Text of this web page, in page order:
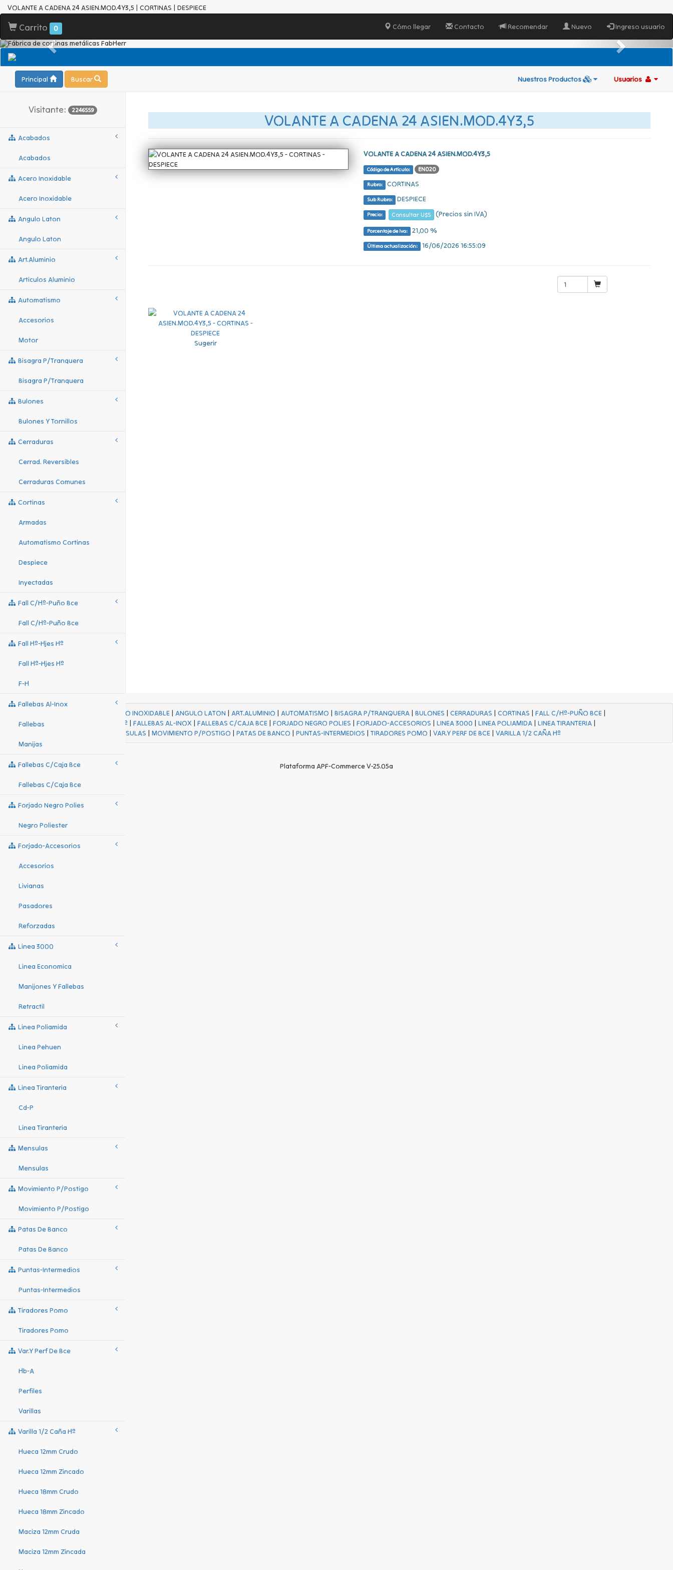
VOLANTE A CADENA 24 ASIEN.MOD.4Y3,5 | CORTINAS | DESPIECE
Carrito 0 Cómo llegar Contacto Recomendar Nuevo Ingreso usuario
Principal Buscar Nuestros Productos Usuarios
Visitante: 2246559
Acabados
Acabados
Acero Inoxidable
Acero Inoxidable
Angulo Laton
Angulo Laton
Art.aluminio
Articulos Aluminio
Automatismo
Accesorios
Motor
Bisagra P/tranquera
Bisagra P/tranquera
Bulones
Bulones Y Tornillos
Cerraduras
Cerrad. Reversibles
Cerraduras Comunes
Cortinas
Armadas
Automatismo Cortinas
Despiece
Inyectadas
Fall C/hº-Puño Bce
Fall C/hº-Puño Bce
Fall Hº-Hjes Hº
Fall Hº-Hjes Hº
F-H
Fallebas Al-Inox
Fallebas
Manijas
Fallebas C/caja Bce
Fallebas C/caja Bce
Forjado Negro Polies
Negro Poliester
Forjado-Accesorios
Accesorios
Livianas
Pasadores
Reforzadas
Linea 3000
Linea Economica
Manijones Y Fallebas
Retractil
Linea Poliamida
Linea Pehuen
Linea Poliamida
Linea Tiranteria
Cd-P
Linea Tiranteria
Mensulas
Mensulas
Movimiento P/postigo
Movimiento P/postigo
Patas De Banco
Patas De Banco
Puntas-Intermedios
Puntas-Intermedios
Tiradores Pomo
Tiradores Pomo
Var.y Perf De Bce
Hb-A
Perfiles
Varillas
Varilla 1/2 Caña Hº
Hueca 12mm Crudo
Hueca 12mm Zincado
Hueca 18mm Crudo
Hueca 18mm Zincado
Maciza 12mm Cruda
Maciza 12mm Zincada
VOLANTE A CADENA 24 ASIEN.MOD.4Y3,5
VOLANTE A CADENA 24 ASIEN.MOD.4Y3,5
Código de Artículo: EN020
Rubro: CORTINAS
Sub Rubro: DESPIECE
Precio: Consultar U$S (Precios sin IVA)
Porcentaje de Iva: 21,00 %
Última actualización: 16/06/2026 16:55:09
Sugerir
ACERO INOXIDABLE| ANGULO LATON | ART.ALUMINIO | AUTOMATISMO | BISAGRA P/TRANQUERA| BULONES | CERRADURAS | CORTINAS | FALL C/Hº-PUÑO BCE|
FALL Hº-HJES Hº |FALLEBAS AL-INOX |FALLEBAS C/CAJA BCE |FORJADO NEGRO POLIES |FORJADO-ACCESORIOS |LINEA 3000 |LINEA POLIAMIDA |LINEA TIRANTERIA |
MENSULAS | MOVIMIENTO P/POSTIGO | PATAS DE BANCO | PUNTAS-INTERMEDIOS | TIRADORES POMO | VAR.Y PERF DE BCE| VARILLA 1/2 CAÑA Hº
Plataforma APF-Commerce V-25.05a